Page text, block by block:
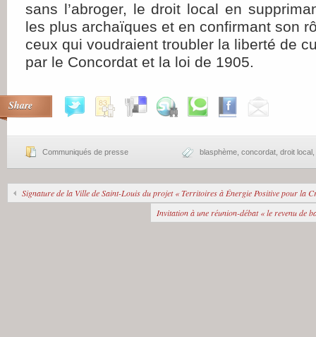
sans l’abroger, le droit local en
les plus archaïques et en confirmant son
ceux qui voudraient troubler la liberté de
par le Concordat et la loi de 1905.
Share
Communiqués de presse blasphème concordat droit local
Signature de la Ville de Saint-Louis du projet « Territoires à Énergie Positive pour la
Invitation à une réunion-débat « le revenu de